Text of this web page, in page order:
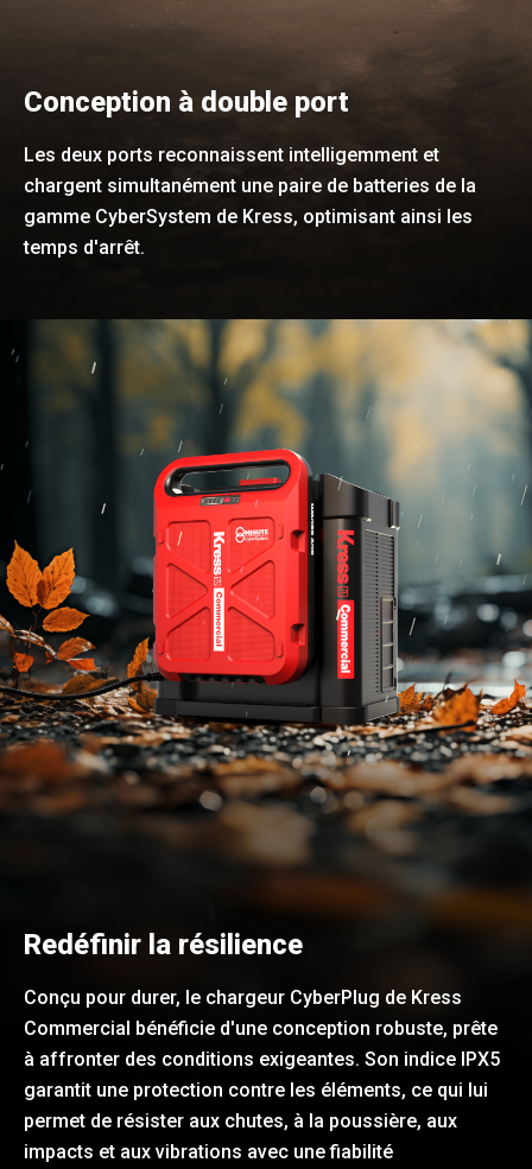
Conception à double port
Les deux ports reconnaissent intelligemment et
chargent simultanément une paire de batteries de la
gamme CyberSystem de Kress, optimisant ainsi les
temps d'arrêt.
Redéfinir la résilience
Conçu pour durer, le chargeur CyberPlug de Kress
Commercial bénéficie d'une conception robuste, prête
à affronter des conditions exigeantes. Son indice IPX5
garantit une protection contre les éléments, ce qui lui
permet de résister aux chutes, à la poussière, aux
impacts et aux vibrations avec une fiabilité